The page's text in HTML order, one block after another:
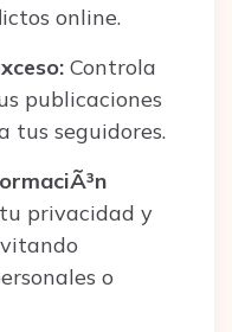
online.
Controla
publicaciones
tus seguidores.
privacidad y
o